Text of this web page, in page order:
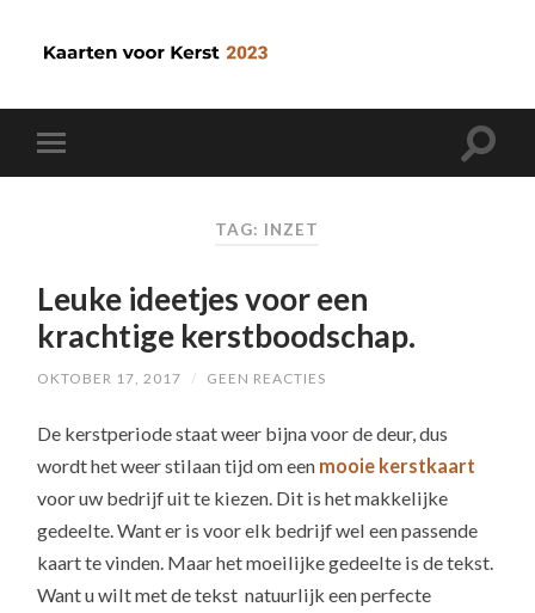
TAG: INZET
Leuke ideetjes voor een
krachtige kerstboodschap.
OKTOBER 17, 2017 / GEEN REACTIES
De kerstperiode staat weer bijna voor de deur, dus
wordt het weer stilaan tijd om een mooie kerstkaart
voor uw bedrijf uit te kiezen. Dit is het makkelijke
gedeelte. Want er is voor elk bedrijf wel een passende
kaart te vinden. Maar het moeilijke gedeelte is de tekst.
Want u wilt met de tekst natuurlijk een perfecte